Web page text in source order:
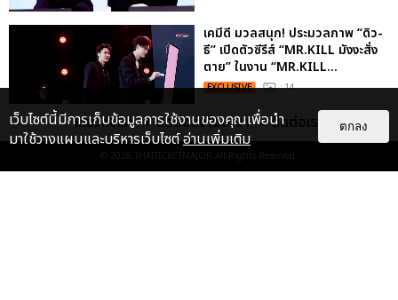
เคมีดี มวลสนุก! ประมวลภาพ “ดิว-
ธี” เปิดตัวซีรีส์ “MR.KILL มังงะสั่ง
ตาย” ในงาน “MR.KILL...
EXCLUSIVE : 14
ประมวลภาพค่ำคืนแห่งความทรงจำ
ของ ITZY และมิดจีไทย ในวันที่
เกี่ยวกับเรา ติดต่อลงโฆษณา ติดต่อเรา
© 2026 THAITICKETMAJOR All Rights Reserved.
เว็บไซต์นี้มีการเก็บข้อมูลการใช้งานของคุณเพื่อนำ
มาใช้วางแผนและบริหารเว็บไซต์อ่านเพิ่มเติม
ตกลง